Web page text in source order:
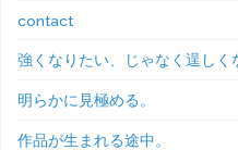
contact
強くなりたい、じゃなく逞しく
明らかに見極める。
作品が生まれる途中。